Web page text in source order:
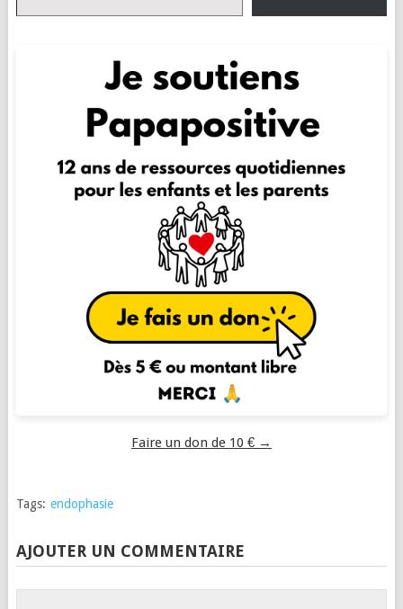
Faire un don de 10 € →
Tags: endophasie
AJOUTER UN COMMENTAIRE